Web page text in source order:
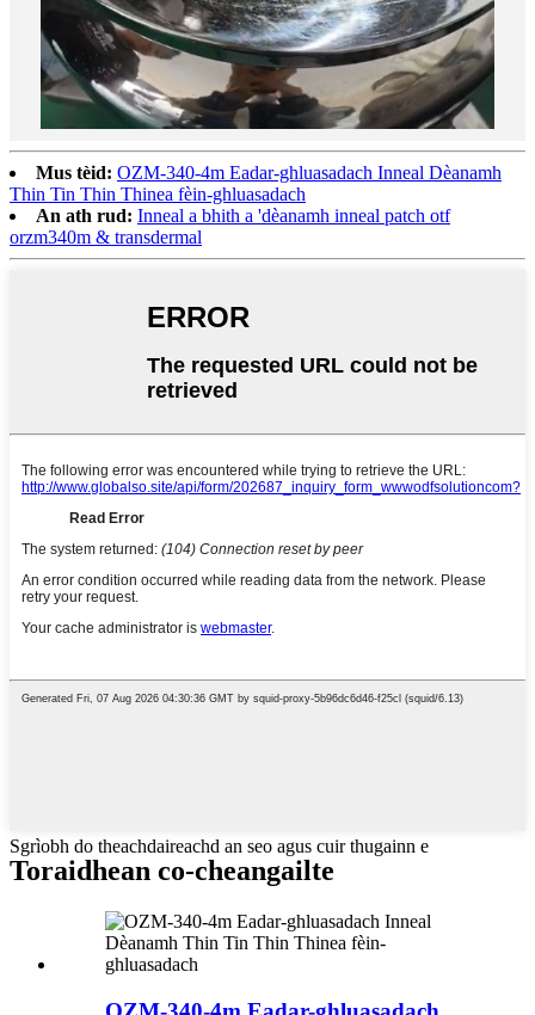
Mus tèid: OZM-340-4m Eadar-ghluasadach Inneal Dèanamh
Thin Tin Thin Thinea fèin-ghluasadach
An ath rud: Inneal a bhith a 'dèanamh inneal patch otf
orzm340m & transdermal
Sgrìobh do theachdaireachd an seo agus cuir thugainn e
Toraidhean co-cheangailte